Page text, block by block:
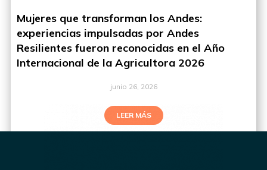
Mujeres que transforman los Andes:
experiencias impulsadas por Andes
Resilientes fueron reconocidas en el Año
Internacional de la Agricultora 2026
junio 26, 2026
LEER MÁS